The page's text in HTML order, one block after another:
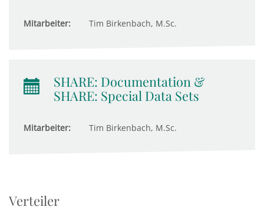
Mitarbeiter: Tim Birkenbach, M.Sc.
SHARE: Documentation &
SHARE: Special Data Sets
Mitarbeiter: Tim Birkenbach, M.Sc.
Verteiler